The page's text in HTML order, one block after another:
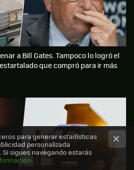
a Bill Gates. Tampoco lo logró el
que compró para ir más
para generar estadísticas
personalizada
sigues navegando estarás